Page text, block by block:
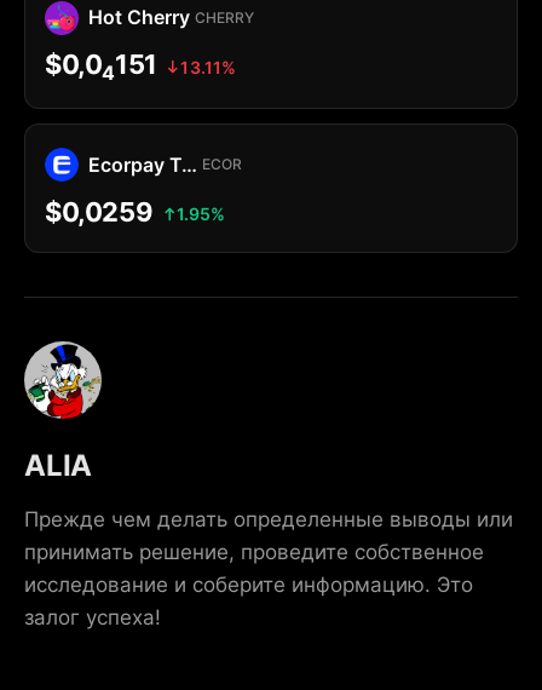
Hot Cherry CHERRY
$0,04151 13.11%
Ecorpay Token ECOR
$0,0259 1.95%
ALIA
Прежде чем делать определенные выводы или
принимать решение, проведите собственное
исследование и соберите информацию. Это
залог успеха!